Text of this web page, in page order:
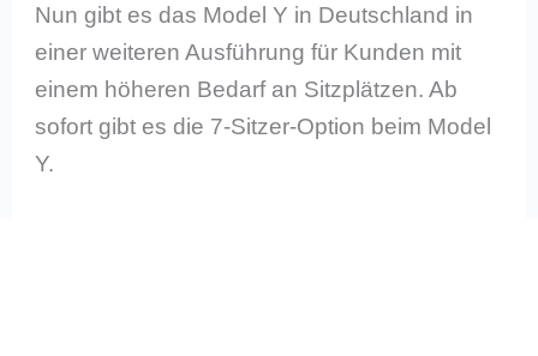
Nun gibt es das Model Y in Deutschland in
einer weiteren Ausführung für Kunden mit
einem höheren Bedarf an Sitzplätzen. Ab
sofort gibt es die 7-Sitzer-Option beim Model
Y.